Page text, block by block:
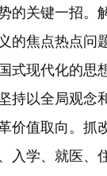
关键一招
焦点热点
现代化的
以全局观
价值取向。
学、就医